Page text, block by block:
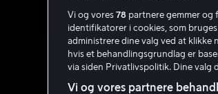
Vi og vores 78 partnere gemmer og
identifikatorer i cookies, som
administrere dine valg ved at klikke
hvis et behandlingsgrundlag er
via siden Privatlivspolitik. Dine valg
Vi og vores partnere